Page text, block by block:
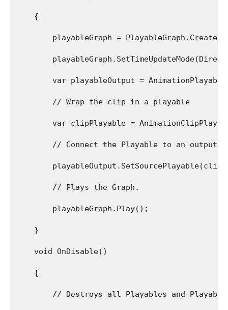
    {
playableGraph =
var playableOutput =
        // Wrap the clip in a playable
var clipPlayable =
        // Connect the Playable to an output
        // Plays the Graph.
        playableGraph.Play();
    }
    void OnDisable()
    {
// Destroys all Playables and